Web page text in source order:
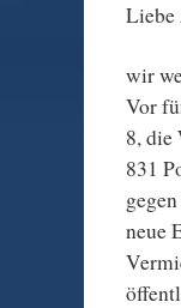
Liebe
wir
Vor
8, die
831
neue